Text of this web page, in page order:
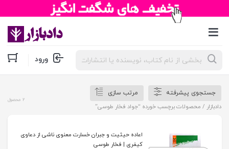
جستجوی
محصولات ورود
جستجوی پیشرفته
مرتب سازی
دادبازار / محصولات برچسب خورده “جواد فخار طوسی”
2 محصول
اعاده حیثیت و جبران خسارت معنوی ناشی از دعاوی
کیفری | فخار طوسی